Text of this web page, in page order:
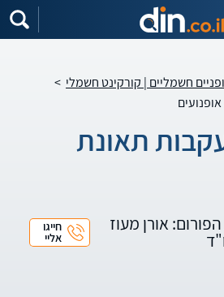
חשמליים | קורקינט חשמלי >
תאונת
אורן מעוז חייגו
אליי